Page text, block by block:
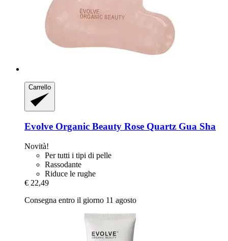
Carrello
Evolve Organic Beauty Rose Quartz Gua Sha
Novità!
Per tutti i tipi di pelle
Rassodante
Riduce le rughe
€ 22,49
Consegna entro il giorno 11 agosto